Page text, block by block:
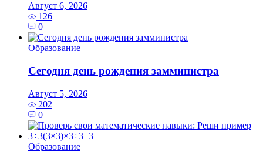
Август 6, 2026
126
0
Образование
Сегодня день рождения замминистра
Август 5, 2026
202
0
Образование